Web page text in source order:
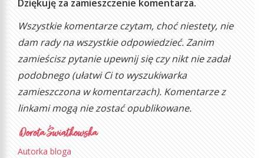
Dziękuję za zamieszczenie komentarza.
Wszystkie komentarze czytam, choć niestety, nie
dam rady na wszystkie odpowiedzieć. Zanim
zamieścisz pytanie upewnij się czy nikt nie zadał
podobnego (ułatwi Ci to wyszukiwarka
zamieszczona w komentarzach). Komentarze z
linkami mogą nie zostać opublikowane.
Autorka bloga